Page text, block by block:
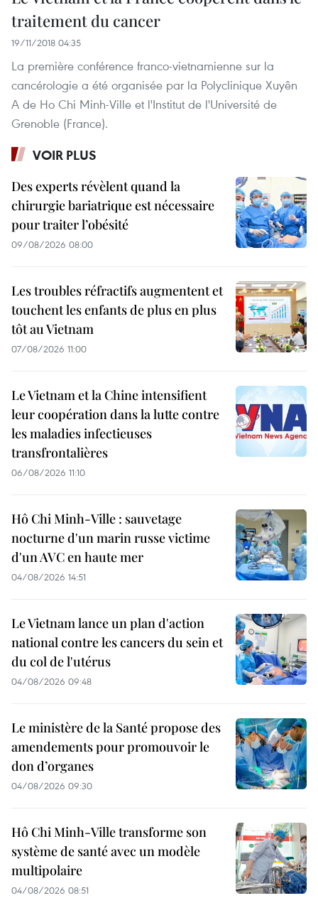
traitement du cancer
19/11/2018 04:35
La première conférence franco-vietnamienne sur la
cancérologie a été organisée par la Polyclinique Xuyên
A de Ho Chi Minh-Ville et l'Institut de l'Université de
Grenoble (France).
VOIR PLUS
Des experts révèlent quand la
chirurgie bariatrique est nécessaire
pour traiter l’obésité
09/08/2026 08:00
Les troubles réfractifs augmentent et
touchent les enfants de plus en plus
tôt au Vietnam
07/08/2026 11:00
Le Vietnam et la Chine intensifient
leur coopération dans la lutte contre
les maladies infectieuses
transfrontalières
06/08/2026 11:10
Hô Chi Minh-Ville : sauvetage
nocturne d'un marin russe victime
d'un AVC en haute mer
04/08/2026 14:51
Le Vietnam lance un plan d'action
national contre les cancers du sein et
du col de l'utérus
04/08/2026 09:48
Le ministère de la Santé propose des
amendements pour promouvoir le
don d’organes
04/08/2026 09:30
Hô Chi Minh-Ville transforme son
système de santé avec un modèle
multipolaire
04/08/2026 08:51